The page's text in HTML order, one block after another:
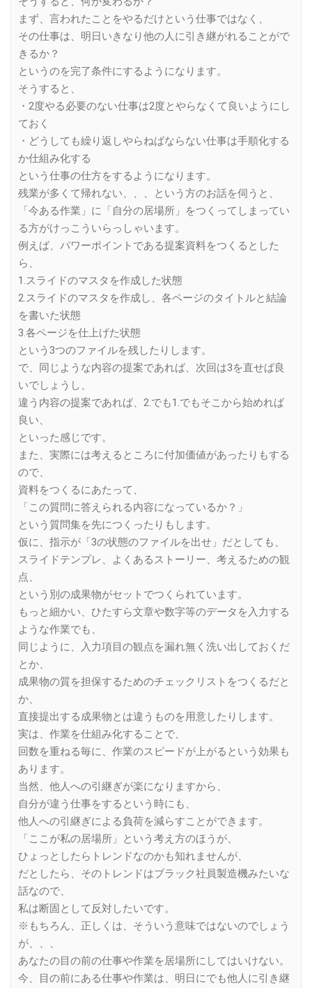
まず、言われたことをやるだけという仕事ではなく、
その仕事は、明日いきなり他の人に引き継がれることがで
きるか？
というのを完了条件にするようになります。
そうすると、
・2度やる必要のない仕事は2度とやらなくて良いようにし
ておく
・どうしても繰り返しやらねばならない仕事は手順化する
か仕組み化する
という仕事の仕方をするようになります。
残業が多くて帰れない、、、という方のお話を伺うと、
「今ある作業」に「自分の居場所」をつくってしまってい
る方がけっこういらっしゃいます。
例えば、パワーポイントである提案資料をつくるとした
ら、
1.スライドのマスタを作成した状態
2.スライドのマスタを作成し、各ページのタイトルと結論
を書いた状態
3.各ページを仕上げた状態
という3つのファイルを残したりします。
で、同じような内容の提案であれば、次回は3を直せば良
いでしょうし、
違う内容の提案であれば、2.でも1.でもそこから始めれば
良い、
といった感じです。
また、実際には考えるところに付加価値があったりもする
ので、
資料をつくるにあたって、
「この質問に答えられる内容になっているか？」
という質問集を先につくったりもします。
仮に、指示が「3の状態のファイルを出せ」だとしても、
スライドテンプレ、よくあるストーリー、考えるための観
点、
という別の成果物がセットでつくられています。
もっと細かい、ひたすら文章や数字等のデータを入力する
ような作業でも、
同じように、入力項目の観点を漏れ無く洗い出しておくだ
とか、
成果物の質を担保するためのチェックリストをつくるだと
か、
直接提出する成果物とは違うものを用意したりします。
実は、作業を仕組み化することで、
回数を重ねる毎に、作業のスピードが上がるという効果も
あります。
当然、他人への引継ぎが楽になりますから、
自分が違う仕事をするという時にも、
他人への引継ぎによる負荷を減らすことができます。
「ここが私の居場所」という考え方のほうが、
ひょっとしたらトレンドなのかも知れませんが、
だとしたら、そのトレンドはブラック社員製造機みたいな
話なので、
私は断固として反対したいです。
※もちろん、正しくは、そういう意味ではないのでしょう
が、、、
あなたの目の前の仕事や作業を居場所にしてはいけない。
今、目の前にある仕事や作業は、明日にでも他人に引き継